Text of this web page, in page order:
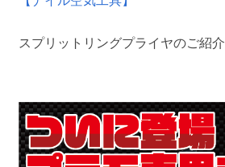
スプリットリングプライヤのご紹介